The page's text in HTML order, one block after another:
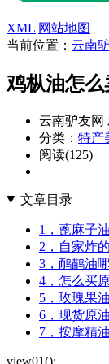
XML|网站地图
当前位置： 云南
鸡枞油怎
云南驴友网
分类： 特产
阅读(125)
文章目录
1，蓖麻子
2，自家炸
3，鸸鹋油
4，怎么买
5，玫瑰果
6，现货原
7，按摩精
view01();